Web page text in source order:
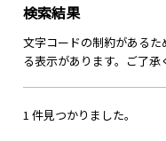
検索結果
文字コードの制約がある
る表示があります。ご了承
1 件見つかりました。